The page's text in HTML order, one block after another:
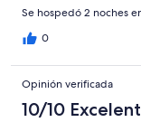
Se hospedó 2 noches
0
Opinión verificada
10/10